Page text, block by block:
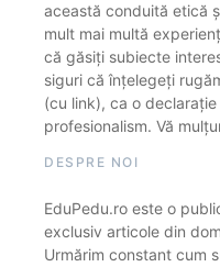
această conduită etică
mult mai multă
că găsiți subiecte
siguri că înțelegeți
(cu link), ca o
profesionalism. Vă
DESPRE NOI
EduPedu.ro este o
exclusiv articole din
Urmărim constant cum